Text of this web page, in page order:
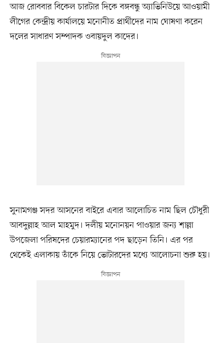
আজ রোববার বিকেল চারটার দিকে বঙ্গবন্ধু অ্যাভিনিউয়ে আওয়ামী
লীগের কেন্দ্রীয় কার্যালয়ে মনোনীত প্রার্থীদের নাম ঘোষণা করেন
দলের সাধারণ সম্পাদক ওবায়দুল কাদের।
সুনামগঞ্জ সদর আসনের বাইরে এবার আলোচিত নাম ছিল চৌধুরী
আবদুল্লাহ আল মাহমুদ। দলীয় মনোনয়ন পাওয়ার জন্য শাল্লা
উপজেলা পরিষদের চেয়ারম্যানের পদ ছাড়েন তিনি। এর পর
থেকেই এলাকায় তাঁকে নিয়ে ভোটারদের মধ্যে আলোচনা শুরু হয়।